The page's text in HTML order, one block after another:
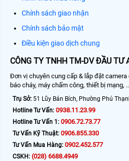
Chính sách giao nhận
Chính sách bảo mật
Điều kiện giao dịch chung
CÔNG TY TNHH TM-DV ĐẦU TƯ
Đơn vị chuyên cung cấp & lắp đặt
báo cháy, máy chấm công, thiết bị mạng,
Trụ Sở: 51 Lũy Bán Bích, Phường Phú
Hotline Tư Vấn: 0938.11.23.99
Hotline Tư Vấn 1: 0906.72.73.77
Tư Vấn Kỹ Thuật: 0906.855.330
Tư Vấn Mua Hàng: 0902.452.577
CSKH: (028) 6688.4949